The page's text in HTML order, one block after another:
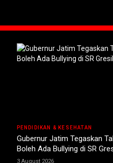
PENDIDIKAN & KESEHATAN
Gubernur Jatim Tegaskan
Boleh Ada Bullying di SR
3 August 2026